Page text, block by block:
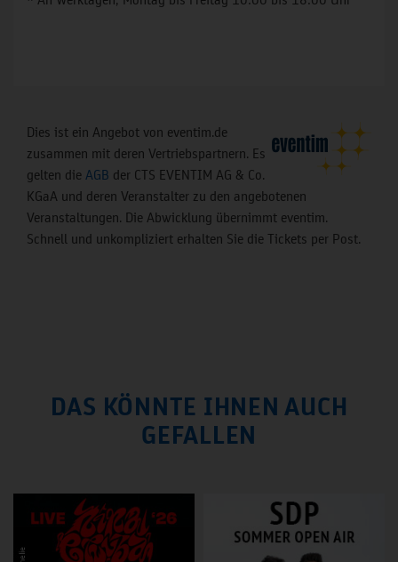
Dies ist ein Angebot von eventim.de
zusammen mit deren Vertriebspartnern. Es
gelten die AGB der CTS EVENTIM AG & Co.
KGaA und deren Veranstalter zu den angebotenen
Veranstaltungen. Die Abwicklung übernimmt eventim.
Schnell und unkompliziert erhalten Sie die Tickets per Post.
DAS KÖNNTE IHNEN AUCH
GEFALLEN